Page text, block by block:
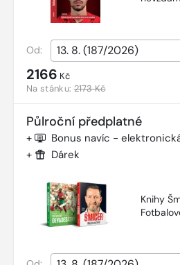
Od:
2166 Kč
Na stánku:2173 Kč
Půlroční předplatné
+ Bonus navíc -
+ Dárek
Knihy